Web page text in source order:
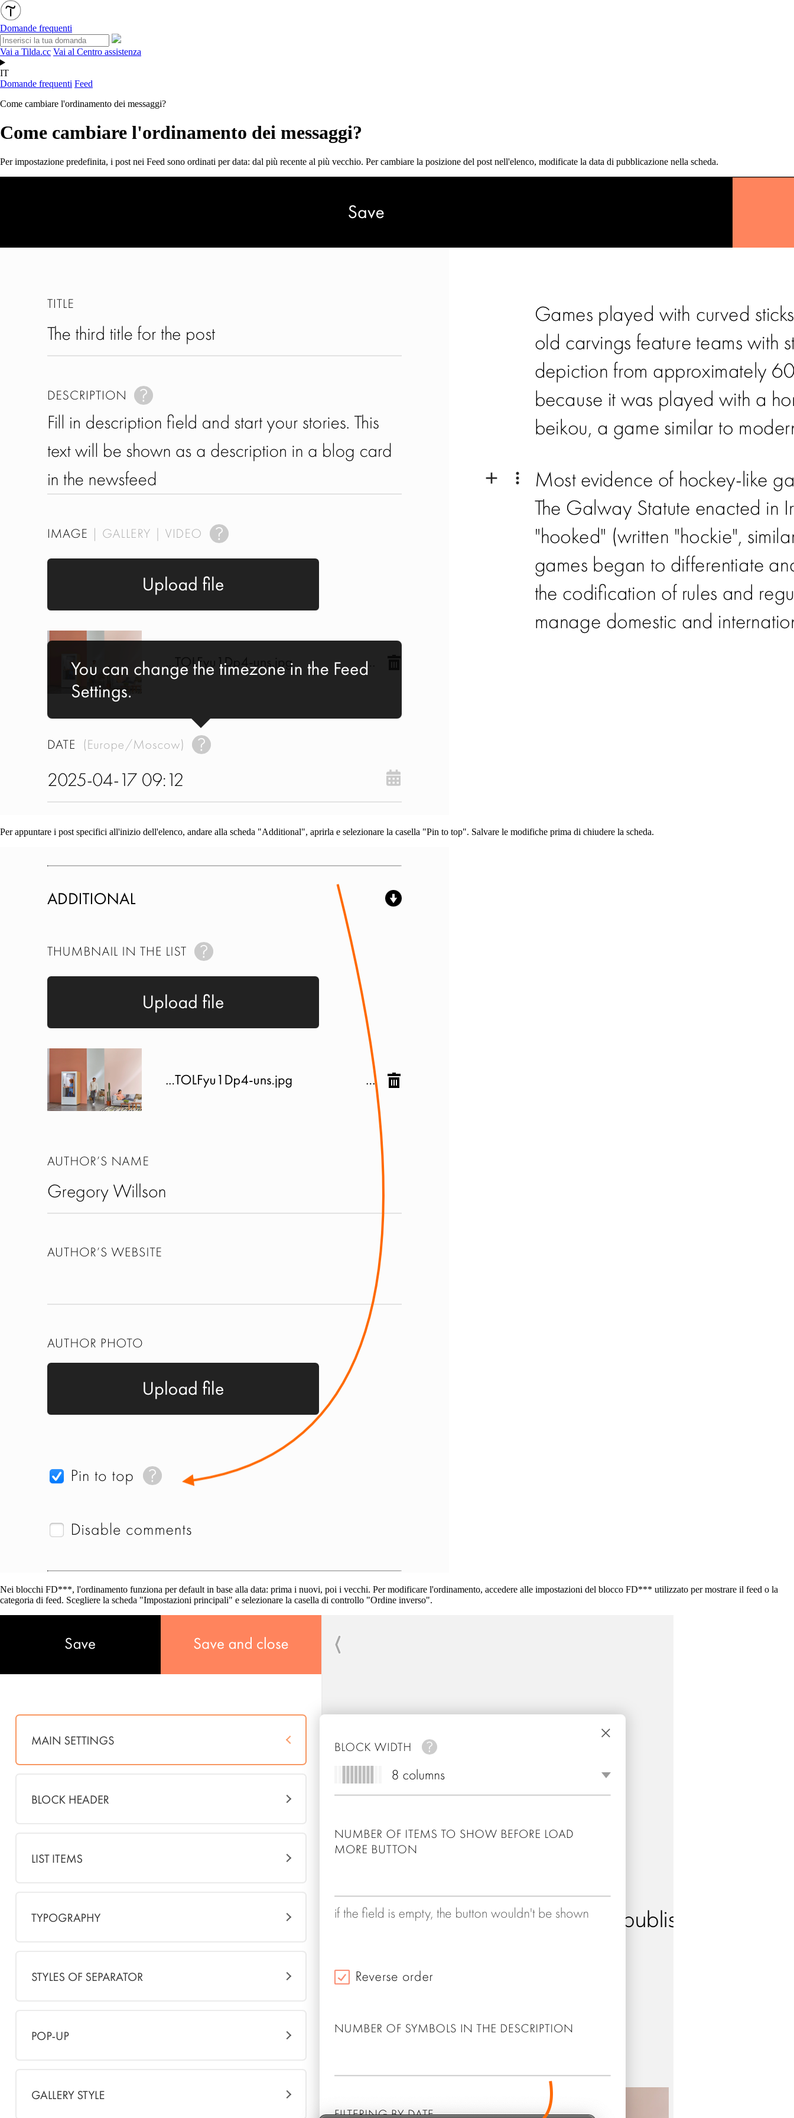
Domande frequenti
Vai a Tilda.cc Vai al Centro assistenza
IT
Domande frequenti Feed
Come cambiare l'ordinamento dei messaggi?
Come cambiare l'ordinamento dei messaggi?
Per impostazione predefinita, i post nei Feed sono ordinati per data: dal più recente al più vecchio. Per cambiare la posizione del post nell'elenco, modificate la data di pubblicazione nella scheda.
Per appuntare i post specifici all'inizio dell'elenco, andare alla scheda "Additional", aprirla e selezionare la casella "Pin to top". Salvare le modifiche prima di chiudere la scheda.
Nei blocchi FD***, l'ordinamento funziona per default in base alla data: prima i nuovi, poi i vecchi. Per modificare l'ordinamento, accedere alle impostazioni del blocco FD*** utilizzato per mostrare il feed o la
categoria di feed. Scegliere la scheda "Impostazioni principali" e selezionare la casella di controllo "Ordine inverso".